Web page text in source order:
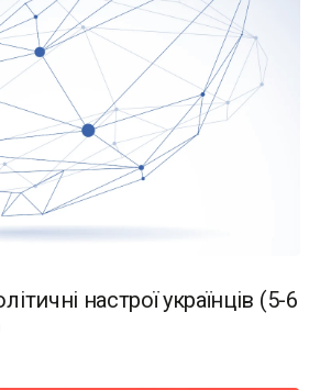
настрої українців (5-6